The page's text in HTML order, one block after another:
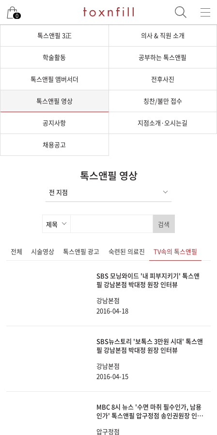
0
톡스앤필 3正 의사 & 직원 소개
학술활동 공부하는 톡스앤필
톡스앤필 앰버서더 전후사진
톡스앤필 영상 칭찬/불만 접수
공지사항 지점소개·오시는길
채용공고
톡스앤필 영상
검색
전체 시술영상 톡스앤필 광고 숙련된 의료진 TV속의 톡스앤필
SBS 모닝와이드 '내 피부지키기' 톡스앤
필 강남본점 박대정 원장 인터뷰
강남본점
2016-04-18
SBS뉴스토리 '보톡스 3만원 시대' 톡스앤
필 강남본점 박대정 원장 인터뷰
강남본점
2016-04-15
MBC 8시 뉴스 '수면 마취 필수인가, 남용
인가' 톡스앤필 압구정점 송인권원장 인터
압구정점